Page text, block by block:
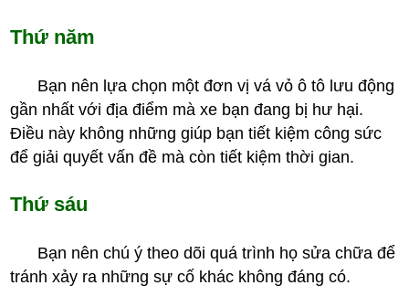
Thứ năm
Bạn nên lựa chọn một đơn vị vá vỏ ô tô lưu động
gần nhất với địa điểm mà xe bạn đang bị hư hại.
Điều này không những giúp bạn tiết kiệm công sức
để giải quyết vấn đề mà còn tiết kiệm thời gian.
Thứ sáu
Bạn nên chú ý theo dõi quá trình họ sửa chữa để
tránh xảy ra những sự cố khác không đáng có.